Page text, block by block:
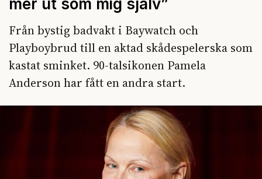
mer ut som mig själv”
Från bystig badvakt i Baywatch och
Playboybrud till en aktad skådespelerska som
kastat sminket. 90-talsikonen Pamela
Anderson har fått en andra start.